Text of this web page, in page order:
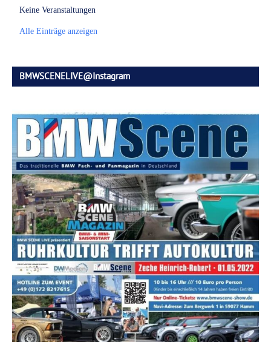
Keine Veranstaltungen
Alle Einträge anzeigen
BMWSCENELIVE@Instagram